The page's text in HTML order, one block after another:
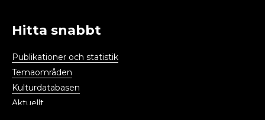
Hitta snabbt
Publikationer och statistik
Temaområden
Kulturdatabasen
Aktuellt